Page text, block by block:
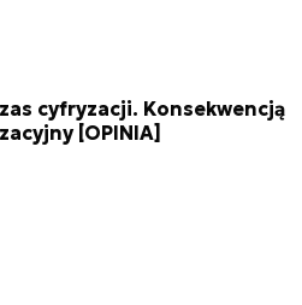
cyfryzacji. Konsekwencją
[OPINIA]